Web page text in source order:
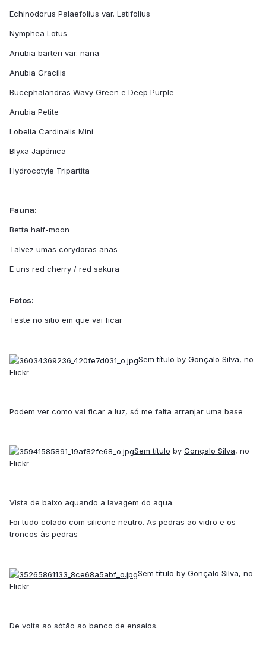
Echinodorus Palaefolius var. Latifolius
Nymphea Lotus
Anubia barteri var. nana
Anubia Gracilis
Bucephalandras Wavy Green e Deep Purple
Anubia Petite
Lobelia Cardinalis Mini
Blyxa Japónica
Hydrocotyle Tripartita
Fauna:
Betta half-moon
Talvez umas corydoras anãs
E uns red cherry / red sakura
Fotos:
Teste no sitio em que vai ficar
Sem título by Gonçalo Silva, no
Flickr
Podem ver como vai ficar a luz, só me falta arranjar uma base
Sem título by Gonçalo Silva, no
Flickr
Vista de baixo aquando a lavagem do aqua.
Foi tudo colado com silicone neutro. As pedras ao vidro e os
troncos às pedras
Sem título by Gonçalo Silva, no
Flickr
De volta ao sótão ao banco de ensaios.